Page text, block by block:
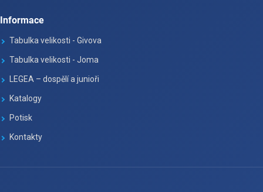
Informace
Tabulka velikosti - Givova
Tabulka velikosti - Joma
LEGEA – dospělí a junioři
Katalogy
Potisk
Kontakty